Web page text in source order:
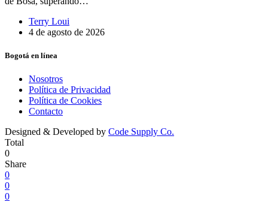
Terry Loui
4 de agosto de 2026
Bogotá en línea
Nosotros
Política de Privacidad
Política de Cookies
Contacto
Designed & Developed by Code Supply Co.
Total
0
Share
0
0
0